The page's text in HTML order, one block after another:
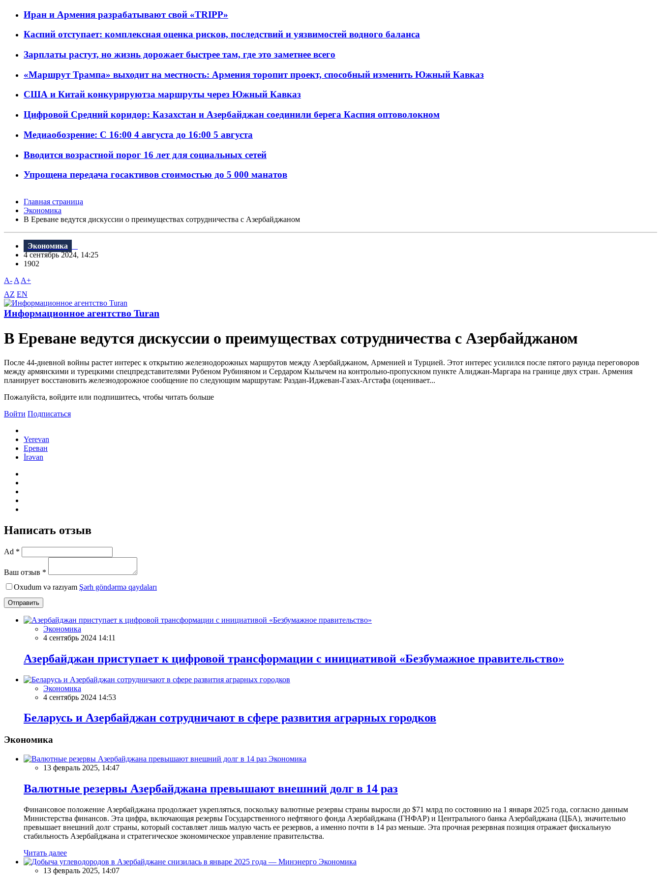
Иран и Армения разрабатывают свой «TRIPP»
Каспий отступает: комплексная оценка рисков, последствий и уязвимостей водного баланса
Зарплаты растут, но жизнь дорожает быстрее там, где это заметнее всего
«Маршрут Трампа» выходит на местность: Армения торопит проект, способный изменить Южный Кавказ
США и Китай конкурируютза маршруты через Южный Кавказ
Цифровой Средний коридор: Казахстан и Азербайджан соединили берега Каспия оптоволокном
Медиаобозрение: С 16:00 4 августа до 16:00 5 августа
Вводится возрастной порог 16 лет для социальных сетей
Упрощена передача госактивов стоимостью до 5 000 манатов
Главная страница
Экономика
В Ереване ведутся дискуссии о преимуществах сотрудничества с Азербайджаном
Экономика
4 сентябрь 2024, 14:25
1902
A- A A+
AZ EN
Информационное агентство Turan
В Ереване ведутся дискуссии о преимуществах сотрудничества с Азербайджаном
После 44-дневной войны растет интерес к открытию железнодорожных маршрутов между Азербайджаном, Арменией и Турцией. Этот интерес усилился после пятого раунда переговоров
между армянскими и турецкими спецпредставителями Рубеном Рубиняном и Сердаром Кылычем на контрольно-пропускном пункте Алиджан-Маргара на границе двух стран. Армения
планирует восстановить железнодорожное сообщение по следующим маршрутам: Раздан-Иджеван-Газах-Агстафа (оценивает...
Пожалуйста, войдите или подпишитесь, чтобы читать больше
Войти Подписаться
Yerevan
Ереван
İrəvan
Написать отзыв
Ad *
Ваш отзыв *
Oxudum və razıyam Şərh göndərmə qaydaları
Отправить
Экономика
4 сентябрь 2024 14:11
Азербайджан приступает к цифровой трансформации с инициативой «Безбумажное правительство»
Экономика
4 сентябрь 2024 14:53
Беларусь и Азербайджан сотрудничают в сфере развития аграрных городков
Экономика
Экономика
13 февраль 2025, 14:47
Валютные резервы Азербайджана превышают внешний долг в 14 раз
Финансовое положение Азербайджана продолжает укрепляться, поскольку валютные резервы страны выросли до $71 млрд по состоянию на 1 января 2025 года, согласно данным
Министерства финансов. Эта цифра, включающая резервы Государственного нефтяного фонда Азербайджана (ГНФАР) и Центрального банка Азербайджана (ЦБА), значительно
превышает внешний долг страны, который составляет лишь малую часть ее резервов, а именно почти в 14 раз меньше. Эта прочная резервная позиция отражает фискальную
стабильность Азербайджана и стратегическое экономическое управление правительства.
Читать далее
Экономика
13 февраль 2025, 14:07